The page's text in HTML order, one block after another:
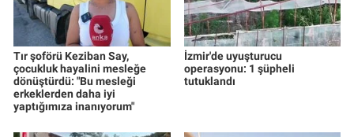
Tır şoförü Keziban Say,
çocukluk hayalini mesleğe
dönüştürdü: "Bu mesleği
erkeklerden daha iyi
yaptığımıza inanıyorum"
İzmir'de uyuşturucu
operasyonu: 1 şüpheli
tutuklandı